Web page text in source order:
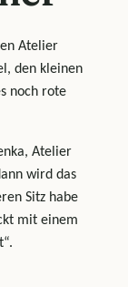
Atelier
den kleinen
noch rote
Atelier
wird das
Sitz habe
mit einem